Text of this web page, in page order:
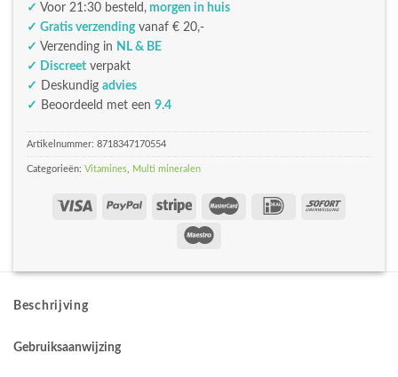
✓ Voor 21:30 besteld, morgen in huis
✓ Gratis verzendingvanaf € 20,-
✓ Verzending in NL & BE
✓ Discreet verpakt
✓
Deskundig advies
✓ Beoordeeld met een 9.4
Artikelnummer: 8718347170554
Categorieën: Vitamines Multi mineralen
Beschrijving
Gebruiksaanwijzing